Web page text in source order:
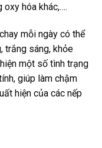
hóa khác,….
mỗi ngày có thể
trắng sáng, khỏe
một số tình trạng
giúp làm chậm
hiện của các nếp